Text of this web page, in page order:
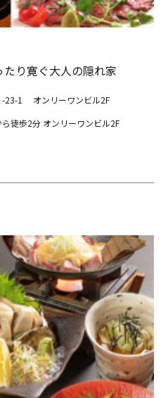
り寛ぐ大人の隠れ家
-23-1 オンリーワンビル2F
徒歩2分 オンリーワンビル2F